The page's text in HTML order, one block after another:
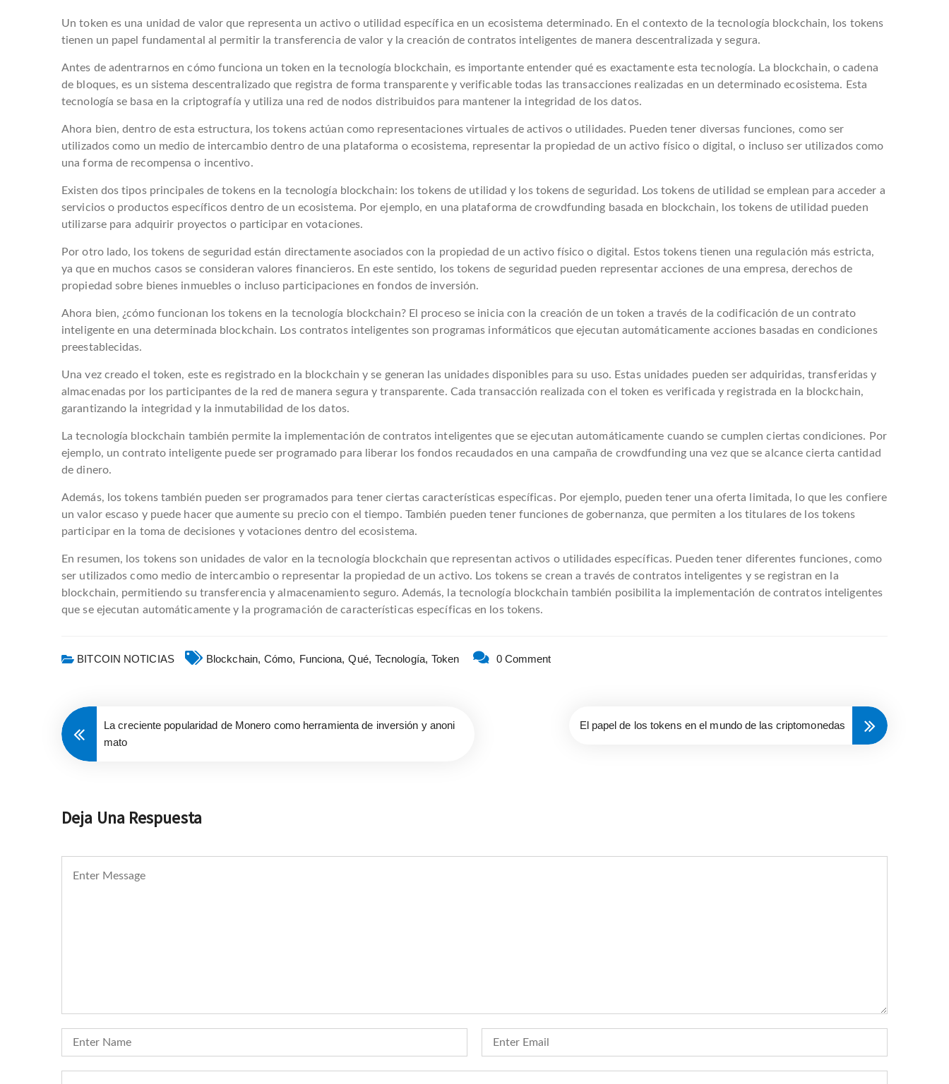
Un token es una unidad de valor que representa un activo o utilidad específica en un ecosistema determinado. En el contexto de la tecnología blockchain, los tokens
tienen un papel fundamental al permitir la transferencia de valor y la creación de contratos inteligentes de manera descentralizada y segura.
Antes de adentrarnos en cómo funciona un token en la tecnología blockchain, es importante entender qué es exactamente esta tecnología. La blockchain, o cadena
de bloques, es un sistema descentralizado que registra de forma transparente y verificable todas las transacciones realizadas en un determinado ecosistema. Esta
tecnología se basa en la criptografía y utiliza una red de nodos distribuidos para mantener la integridad de los datos.
Ahora bien, dentro de esta estructura, los tokens actúan como representaciones virtuales de activos o utilidades. Pueden tener diversas funciones, como ser
utilizados como un medio de intercambio dentro de una plataforma o ecosistema, representar la propiedad de un activo físico o digital, o incluso ser utilizados como
una forma de recompensa o incentivo.
Existen dos tipos principales de tokens en la tecnología blockchain: los tokens de utilidad y los tokens de seguridad. Los tokens de utilidad se emplean para acceder a
servicios o productos específicos dentro de un ecosistema. Por ejemplo, en una plataforma de crowdfunding basada en blockchain, los tokens de utilidad pueden
utilizarse para adquirir proyectos o participar en votaciones.
Por otro lado, los tokens de seguridad están directamente asociados con la propiedad de un activo físico o digital. Estos tokens tienen una regulación más estricta,
ya que en muchos casos se consideran valores financieros. En este sentido, los tokens de seguridad pueden representar acciones de una empresa, derechos de
propiedad sobre bienes inmuebles o incluso participaciones en fondos de inversión.
Ahora bien, ¿cómo funcionan los tokens en la tecnología blockchain? El proceso se inicia con la creación de un token a través de la codificación de un contrato
inteligente en una determinada blockchain. Los contratos inteligentes son programas informáticos que ejecutan automáticamente acciones basadas en condiciones
preestablecidas.
Una vez creado el token, este es registrado en la blockchain y se generan las unidades disponibles para su uso. Estas unidades pueden ser adquiridas, transferidas y
almacenadas por los participantes de la red de manera segura y transparente. Cada transacción realizada con el token es verificada y registrada en la blockchain,
garantizando la integridad y la inmutabilidad de los datos.
La tecnología blockchain también permite la implementación de contratos inteligentes que se ejecutan automáticamente cuando se cumplen ciertas condiciones. Por
ejemplo, un contrato inteligente puede ser programado para liberar los fondos recaudados en una campaña de crowdfunding una vez que se alcance cierta cantidad
de dinero.
Además, los tokens también pueden ser programados para tener ciertas características específicas. Por ejemplo, pueden tener una oferta limitada, lo que les confiere
un valor escaso y puede hacer que aumente su precio con el tiempo. También pueden tener funciones de gobernanza, que permiten a los titulares de los tokens
participar en la toma de decisiones y votaciones dentro del ecosistema.
En resumen, los tokens son unidades de valor en la tecnología blockchain que representan activos o utilidades específicas. Pueden tener diferentes funciones, como
ser utilizados como medio de intercambio o representar la propiedad de un activo. Los tokens se crean a través de contratos inteligentes y se registran en la
blockchain, permitiendo su transferencia y almacenamiento seguro. Además, la tecnología blockchain también posibilita la implementación de contratos inteligentes
que se ejecutan automáticamente y la programación de características específicas en los tokens.
BITCOIN NOTICIAS Blockchain, Cómo, Funciona, Qué, Tecnología, Token 0 Comment
La creciente popularidad de Monero como herramienta de inversión y anoni
mato
El papel de los tokens en el mundo de las criptomonedas
Deja Una Respuesta